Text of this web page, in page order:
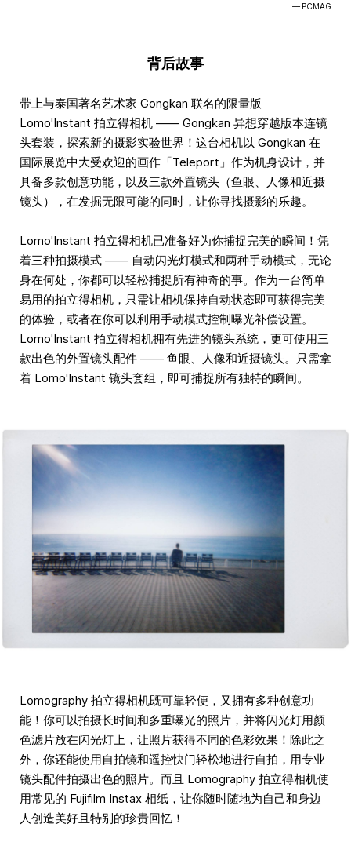
— PCMAG
背后故事
带上与泰国著名艺术家 Gongkan 联名的限量版
Lomo'Instant 拍立得相机 —— Gongkan 异想穿越版本连镜
头套装，探索新的摄影实验世界！这台相机以 Gongkan 在
国际展览中大受欢迎的画作「Teleport」作为机身设计，并
具备多款创意功能，以及三款外置镜头（鱼眼、人像和近摄
镜头），在发掘无限可能的同时，让你寻找摄影的乐趣。
Lomo'Instant 拍立得相机已准备好为你捕捉完美的瞬间！凭
着三种拍摄模式 —— 自动闪光灯模式和两种手动模式，无论
身在何处，你都可以轻松捕捉所有神奇的事。作为一台简单
易用的拍立得相机，只需让相机保持自动状态即可获得完美
的体验，或者在你可以利用手动模式控制曝光补偿设置。
Lomo'Instant 拍立得相机拥有先进的镜头系统，更可使用三
款出色的外置镜头配件 —— 鱼眼、人像和近摄镜头。只需拿
着 Lomo'Instant 镜头套组，即可捕捉所有独特的瞬间。
Lomography 拍立得相机既可靠轻便，又拥有多种创意功
能！你可以拍摄长时间和多重曝光的照片，并将闪光灯用颜
色滤片放在闪光灯上，让照片获得不同的色彩效果！除此之
外，你还能使用自拍镜和遥控快门轻松地进行自拍，用专业
镜头配件拍摄出色的照片。而且 Lomography 拍立得相机使
用常见的 Fujifilm Instax 相纸，让你随时随地为自己和身边
人创造美好且特别的珍贵回忆！